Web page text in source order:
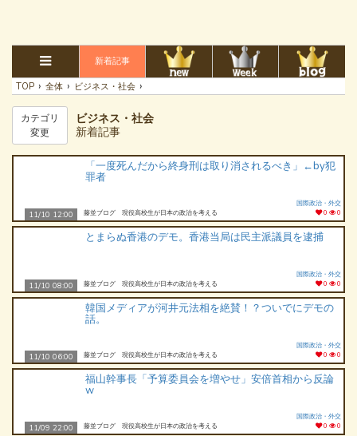
新着記事
TOP › 全体 › ビジネス・社会 ›
カテゴリ
変更
ビジネス・社会
新着記事
11/10 12:00
「一度死んだから終身刑は取り消されるべき」←by犯
罪者
藤並ブログ 現役高校生が日本の政治を考える
国際政治・外交
0
0
11/10 08:00
とまらぬ香港のデモ。香港当局は民主派議員を逮捕
藤並ブログ 現役高校生が日本の政治を考える
国際政治・外交
0
0
11/10 06:00
韓国メディアが河井元法相を絶賛！？ついでにデモの
話。
藤並ブログ 現役高校生が日本の政治を考える
国際政治・外交
0
0
11/09 22:00
福山幹事長「予算委員会を増やせ」安倍首相から反論
w
藤並ブログ 現役高校生が日本の政治を考える
国際政治・外交
0
0